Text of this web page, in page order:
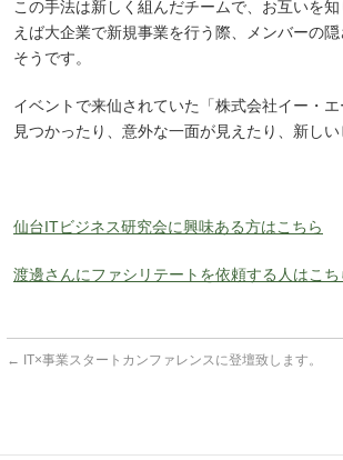
この手法は新しく組んだチームで、お互いを
えば大企業で新規事業を行う際、メンバーの
そうです。
イベントで来仙されていた「株式会社イー・
見つかったり、意外な一面が見えたり、新し
仙台ITビジネス研究会に興味ある方はこちら
渡邊さんにファシリテートを依頼する人はこち
← IT×事業スタートカンファレンスに登壇致します。